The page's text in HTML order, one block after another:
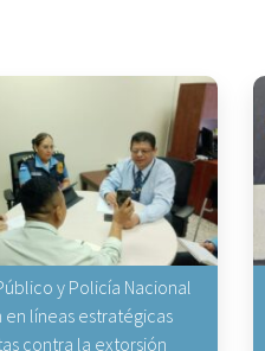
y Policía Nacional
en líneas estratégicas
contra la extorsión